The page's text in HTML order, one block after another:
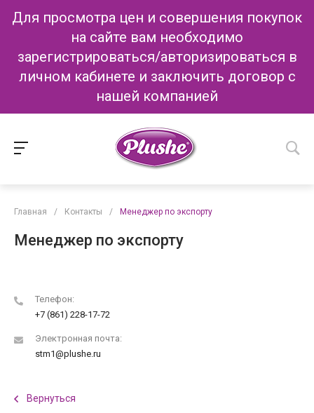
Для просмотра цен и совершения покупок
на сайте вам необходимо
зарегистрироваться/авторизироваться в
личном кабинете и заключить договор с
нашей компанией
Главная / Контакты / Менеджер по экспорту
Менеджер по экспорту
Телефон:
+7 (861) 228-17-72
Электронная почта:
stm1@plushe.ru
Вернуться